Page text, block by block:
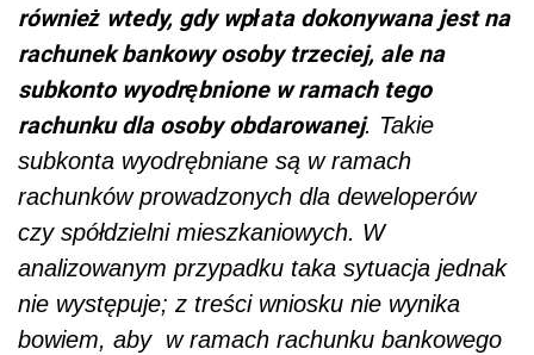
również wtedy, gdy wpłata dokonywana jest na
rachunek bankowy osoby trzeciej, ale na
subkonto wyodrębnione w ramach tego
rachunku dla osoby obdarowanej. Takie
subkonta wyodrębniane są w ramach
rachunków prowadzonych dla deweloperów
czy spółdzielni mieszkaniowych. W
analizowanym przypadku taka sytuacja jednak
nie występuje; z treści wniosku nie wynika
bowiem, aby w ramach rachunku bankowego